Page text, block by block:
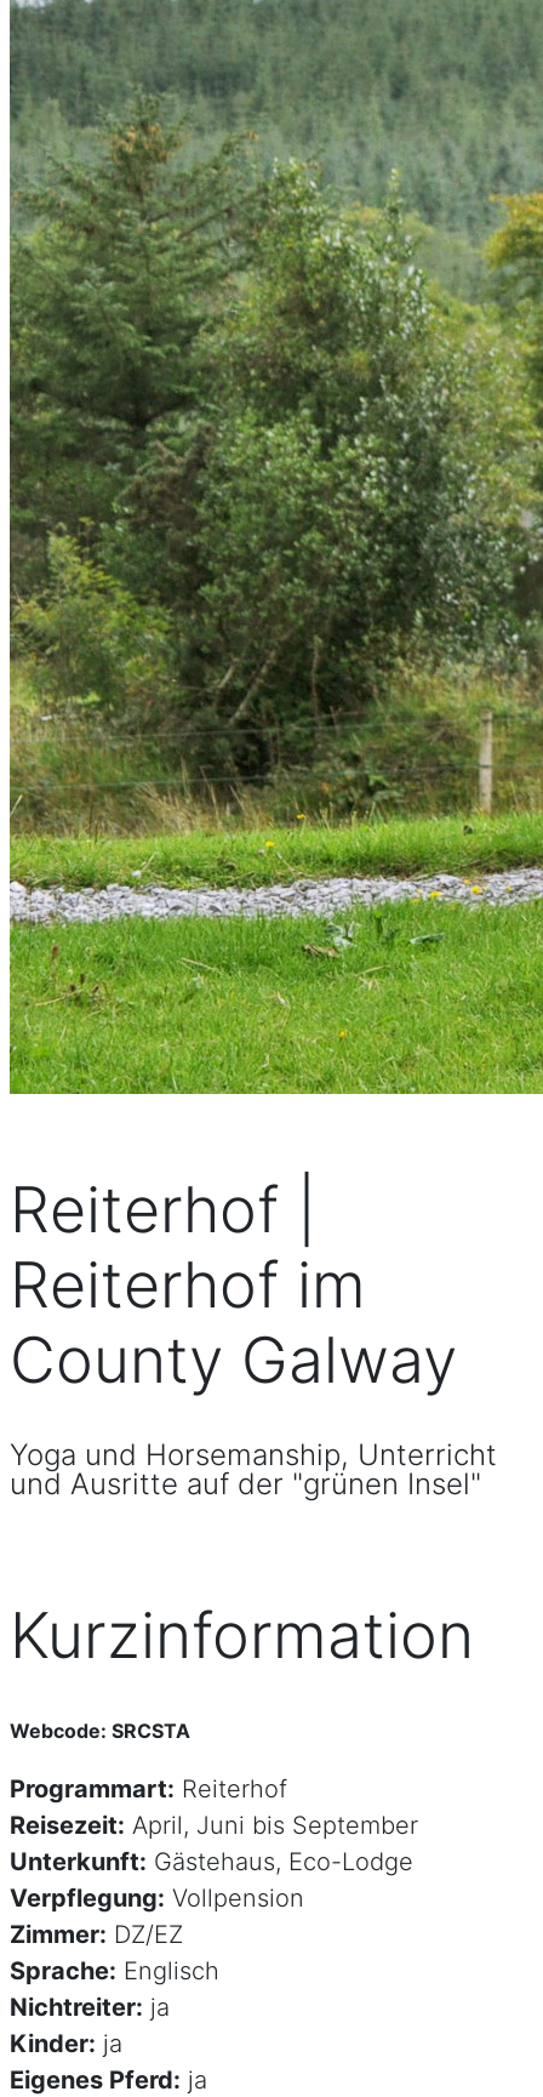
Reiterhof |
Reiterhof im
County Galway
Yoga und Horsemanship, Unterricht
und Ausritte auf der "grünen Insel"
Kurzinformation
Webcode: SRCSTA
Programmart: Reiterhof
Reisezeit: April, Juni bis September
Unterkunft: Gästehaus, Eco-Lodge
Verpflegung: Vollpension
Zimmer: DZ/EZ
Sprache: Englisch
Nichtreiter: ja
Kinder: ja
Eigenes Pferd: ja